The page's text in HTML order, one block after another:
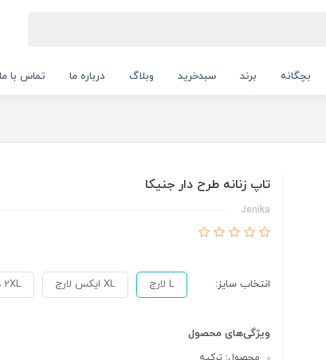
بچگانه برند سبدخرید وبلاگ درباره ما تماس با ما
تاپ زنانه طرح دار جنیکا
Jenika
انتخاب سایز: L لارج XL ایکس لارج 2XL دو ایکس لارج
ویژگی‌های محصول